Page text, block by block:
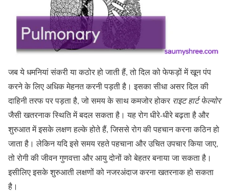
जब ये धमनियां संकरी या कठोर हो जाती हैं, तो दिल को फेफड़ों में खून पंप
करने के लिए अधिक मेहनत करनी पड़ती है। इसका सीधा असर दिल की
दाहिनी तरफ पर पड़ता है, जो समय के साथ कमजोर होकर राइट हार्ट फेल्योर
जैसी खतरनाक स्थिति में बदल सकता है। यह रोग धीरे-धीरे बढ़ता है और
शुरुआत में इसके लक्षण हल्के होते हैं, जिससे रोग की पहचान करना कठिन हो
जाता है। लेकिन यदि इसे समय रहते पहचाना और उचित उपचार किया जाए,
तो रोगी की जीवन गुणवत्ता और आयु दोनों को बेहतर बनाया जा सकता है।
इसीलिए इसके शुरुआती लक्षणों को नजरअंदाज करना खतरनाक हो सकता
है।